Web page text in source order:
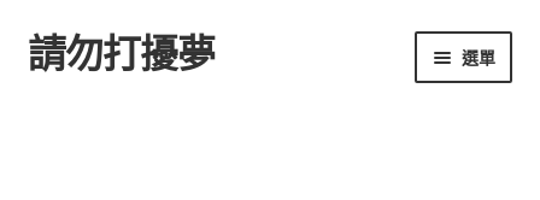
跳
至
跳
至
請勿打擾夢 選單